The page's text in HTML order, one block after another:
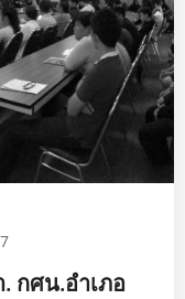
กศน.อำเภอ